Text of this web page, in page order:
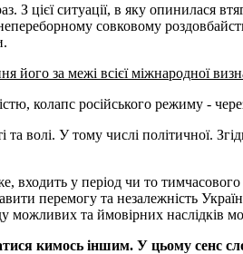
З цієї ситуації, в яку опинилася
совковому
за межі всієї міжнародної
колапс російського режиму -
та волі. У тому числі політичної.
у період чи то
перемогу та незалежність
можливих та ймовірних наслідків
кимось іншим. У цьому сенс